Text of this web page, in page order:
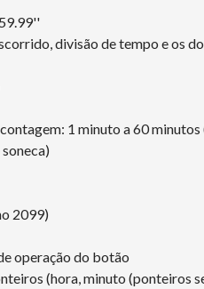
divisão de tempo e os
1 minuto a 60
2099)
operação do botão
(hora, minuto (ponteiros